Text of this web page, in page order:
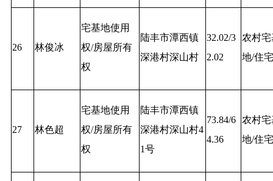
26 林俊冰
宅基地使用
权/房屋所有
权
陆丰市潭西镇
深港村深山村
32.02/3
2.02
农村宅
地/住宅
27 林色超
宅基地使用
权/房屋所有
权
陆丰市潭西镇
深港村深山村4
1号
73.84/6
4.36
农村宅
地/住宅